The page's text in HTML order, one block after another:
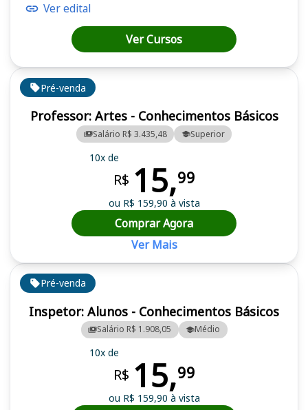
Pré-venda
Inspetor: Alunos - Conhecimentos Básicos
Salário R$ 1.908,05 Médio
10x de
R$ 15,99
ou R$ 159,90 à vista
Pré-venda
Professor: Artes - Conhecimentos Básicos
Salário R$ 3.435,48 Superior
10x de
R$ 15,99
ou R$ 159,90 à vista
Comprar Agora
Ver Mais
Ver edital
Ver Cursos